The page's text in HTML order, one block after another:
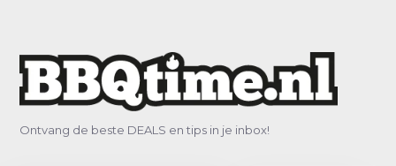
Ontvang de beste DEALS en tips in je inbox!